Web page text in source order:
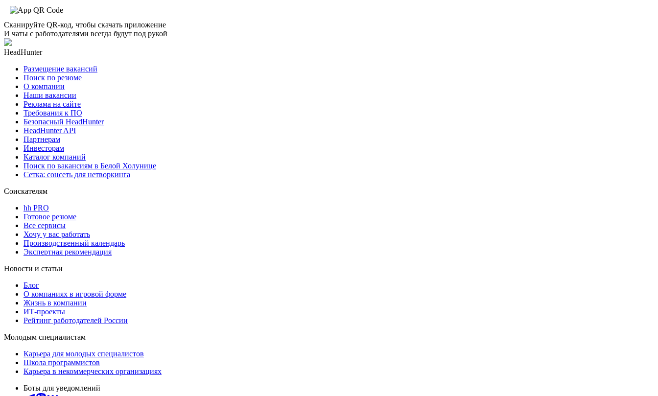
Сканируйте QR-код, чтобы скачать приложение
И чаты с работодателями всегда будут под рукой
HeadHunter
Размещение вакансий
Поиск по резюме
О компании
Наши вакансии
Реклама на сайте
Требования к ПО
Безопасный HeadHunter
HeadHunter API
Партнерам
Инвесторам
Каталог компаний
Поиск по вакансиям в Белой Холунице
Сетка: соцсеть для нетворкинга
Соискателям
hh PRO
Готовое резюме
Все сервисы
Хочу у вас работать
Производственный календарь
Экспертная рекомендация
Новости и статьи
Блог
О компаниях в игровой форме
Жизнь в компании
ИТ-проекты
Рейтинг работодателей России
Молодым специалистам
Карьера для молодых специалистов
Школа программистов
Карьера в некоммерческих организациях
Боты для уведомлений